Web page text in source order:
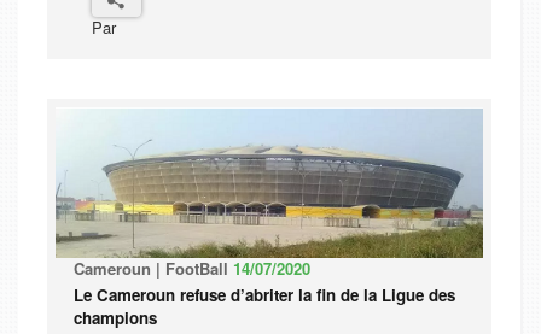
Par
Cameroun | FootBall 14/07/2020
Le Cameroun refuse d’abriter la fin de la Ligue des
champions